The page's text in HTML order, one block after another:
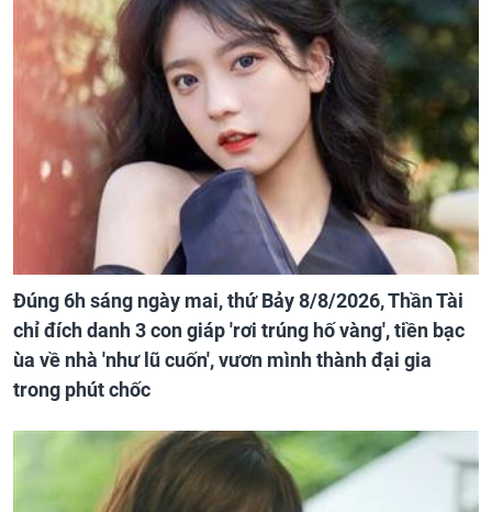
Đúng 6h sáng ngày mai, thứ Bảy 8/8/2026, Thần Tài
chỉ đích danh 3 con giáp 'rơi trúng hố vàng', tiền bạc
ùa về nhà 'như lũ cuốn', vươn mình thành đại gia
trong phút chốc